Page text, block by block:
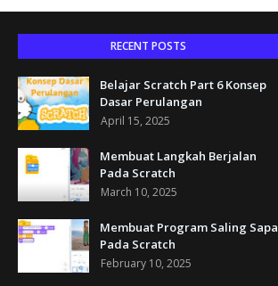
RECENT POSTS
Belajar Scratch Part 6 Konsep
Dasar Perulangan
April 15, 2025
Membuat Langkah Berjalan
Pada Scratch
March 10, 2025
Membuat Program Saling Sapa
Pada Scratch
February 10, 2025